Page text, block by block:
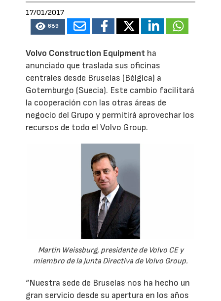
17/01/2017
689
Volvo Construction Equipment ha
anunciado que traslada sus oficinas
centrales desde Bruselas (Bélgica) a
Gotemburgo (Suecia). Este cambio facilitará
la cooperación con las otras áreas de
negocio del Grupo y permitirá aprovechar los
recursos de todo el Volvo Group.
Martin Weissburg, presidente de Volvo CE y
miembro de la Junta Directiva de Volvo Group.
“Nuestra sede de Bruselas nos ha hecho un
gran servicio desde su apertura en los años